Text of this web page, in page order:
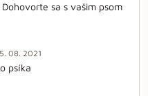
sa s vašim psom
08. 2021
psíka